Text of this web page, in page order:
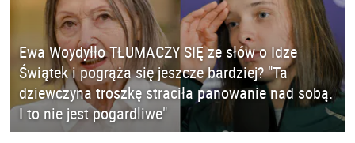
Ewa Woydyłło TŁUMACZY SIĘ ze słów o Idze
Świątek i pogrąża się jeszcze bardziej? "Ta
dziewczyna troszkę straciła panowanie nad sobą.
I to nie jest pogardliwe"